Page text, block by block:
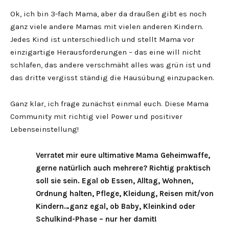
Ok, ich bin 3-fach Mama, aber da draußen gibt es noch
ganz viele andere Mamas mit vielen anderen Kindern.
Jedes Kind ist unterschiedlich und stellt Mama vor
einzigartige Herausforderungen – das eine will nicht
schlafen, das andere verschmäht alles was grün ist und
das dritte vergisst ständig die Hausübung einzupacken.
Ganz klar, ich frage zunächst einmal euch. Diese Mama
Community mit richtig viel Power und positiver
Lebenseinstellung!
Verratet mir eure ultimative Mama Geheimwaffe,
gerne natürlich auch mehrere? Richtig praktisch
soll sie sein. Egal ob Essen, Alltag, Wohnen,
Ordnung halten, Pflege, Kleidung, Reisen mit/von
Kindern…ganz egal, ob Baby, Kleinkind oder
Schulkind-Phase – nur her damit!